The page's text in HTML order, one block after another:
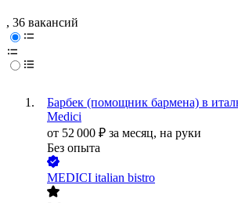
, 36 вакансий
Барбек (помощник бармена) в
Medici
от 52 000 ₽ за месяц, на руки
Без опыта
MEDICI italian bistro